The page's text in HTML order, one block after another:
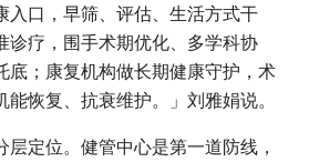
入口，早筛、评估、生活方式干
诊疗，围手术期优化、多学科协
底；康复机构做长期健康守护，术
恢复、抗衰维护。」刘雅娟说。
定位。健管中心是第一道防线，